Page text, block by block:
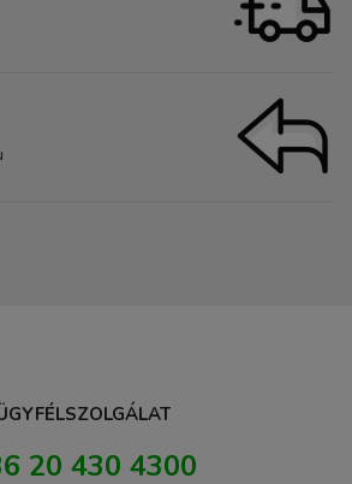
20 430 4300